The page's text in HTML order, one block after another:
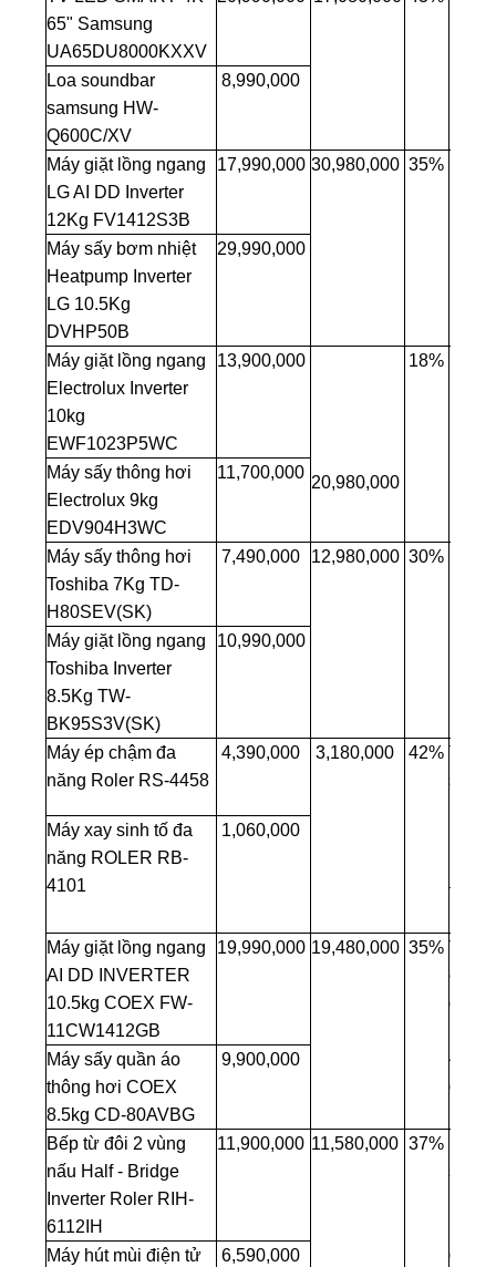
65" Samsung
UA65DU8000KXXV
Loa soundbar
samsung HW-
Q600C/XV
8,990,000
Máy giặt lồng ngang
LG AI DD Inverter
12Kg FV1412S3B
17,990,000 30,980,000 35%
Máy sấy bơm nhiệt
Heatpump Inverter
LG 10.5Kg
DVHP50B
29,990,000
Máy giặt lồng ngang
Electrolux Inverter
10kg
EWF1023P5WC
13,900,000
20,980,000
18%
Máy sấy thông hơi
Electrolux 9kg
EDV904H3WC
11,700,000
Máy sấy thông hơi
Toshiba 7Kg TD-
H80SEV(SK)
7,490,000 12,980,000 30%
Máy giặt lồng ngang
Toshiba Inverter
8.5Kg TW-
BK95S3V(SK)
10,990,000
Máy ép chậm đa
năng Roler RS-4458
4,390,000 3,180,000 42% Tặng
sấy
trị
Máy xay sinh tố đa
năng ROLER RB-
4101
1,060,000
Máy giặt lồng ngang
AI DD INVERTER
10.5kg COEX FW-
11CW1412GB
19,990,000 19,480,000 35% Tặng
ép
đa
4202
đến
Máy sấy quần áo
thông hơi COEX
8.5kg CD-80AVBG
9,900,000
Bếp từ đôi 2 vùng
nấu Half - Bridge
Inverter Roler RIH-
6112IH
11,900,000 11,580,000 37%
sinh
giá
Máy hút mùi điện tử
6,590,000